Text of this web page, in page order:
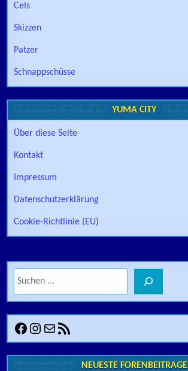
Cels
Skizzen
Patzer
Schnappschüsse
YUMA CITY
Über diese Seite
Kontakt
Impressum
Datenschutzerklärung
Cookie-Richtlinie (EU)
Facebook
Instagram
E-MailRSS-Feed
NEUESTE FORENBEITRÄGE